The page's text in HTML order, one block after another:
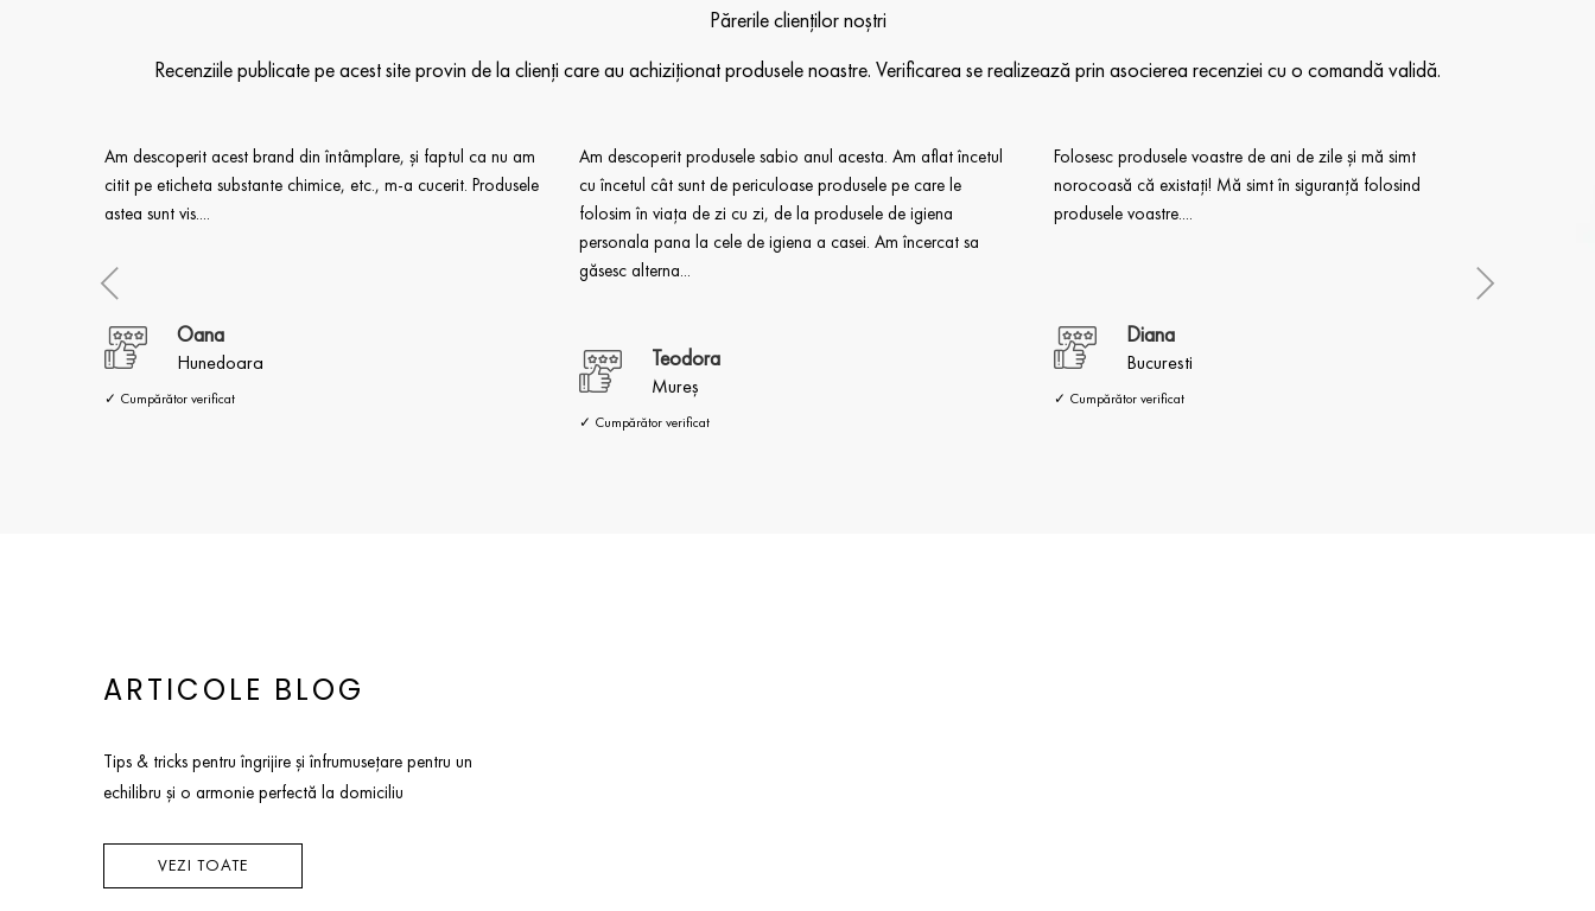
Părerile clienților noștri
Recenziile publicate pe acest site provin de la clienți care au achiziționat produsele noastre. Verificarea se realizează prin asocierea recenziei cu o comandă validă.
Am descoperit acest brand din întâmplare, și faptul ca nu am
citit pe eticheta substante chimice, etc., m-a cucerit. Produsele
astea sunt vis....
Oana
Hunedoara
✓ Cumpărător verificat
Am descoperit produsele sabio anul acesta. Am aflat încetul
cu încetul cât sunt de periculoase produsele pe care le
folosim în viața de zi cu zi, de la produsele de igiena
personala pana la cele de igiena a casei. Am încercat sa
găsesc alterna...
Teodora
Mureș
✓ Cumpărător verificat
Folosesc produsele voastre de ani de zile și mă simt
norocoasă că existați! Mă simt în siguranță folosind
produsele voastre....
Diana
Bucuresti
✓ Cumpărător verificat
ARTICOLE BLOG
Tips & tricks pentru îngrijire și înfrumusețare pentru un
echilibru și o armonie perfectă la domiciliu
VEZI TOATE